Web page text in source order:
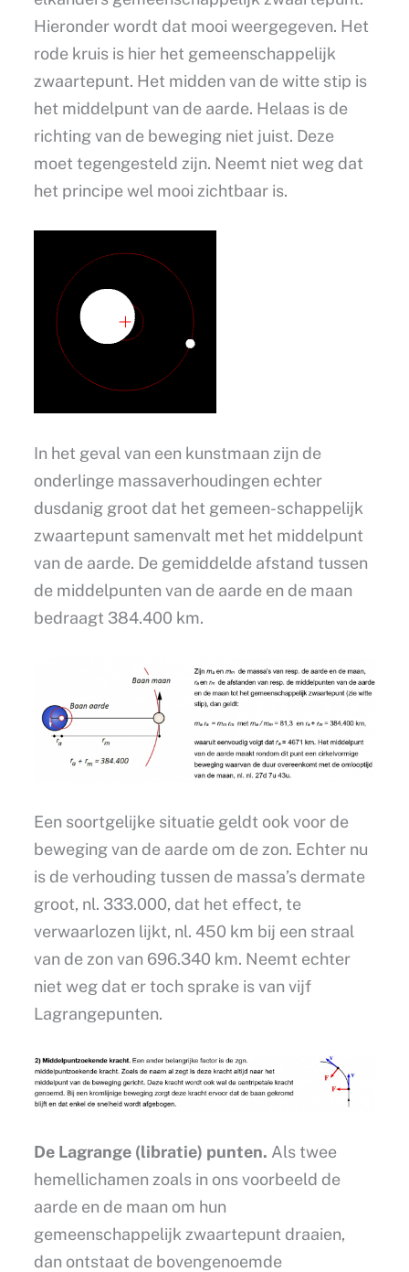
Hieronder wordt dat mooi weergegeven. Het
rode kruis is hier het gemeenschappelijk
zwaartepunt. Het midden van de witte stip is
het middelpunt van de aarde. Helaas is de
richting van de beweging niet juist. Deze
moet tegengesteld zijn. Neemt niet weg dat
het principe wel mooi zichtbaar is.
In het geval van een kunstmaan zijn de
onderlinge massaverhoudingen echter
dusdanig groot dat het gemeen-schappelijk
zwaartepunt samenvalt met het middelpunt
van de aarde. De gemiddelde afstand tussen
de middelpunten van de aarde en de maan
bedraagt 384.400 km.
Een soortgelijke situatie geldt ook voor de
beweging van de aarde om de zon. Echter nu
is de verhouding tussen de massa’s dermate
groot, nl. 333.000, dat het effect, te
verwaarlozen lijkt, nl. 450 km bij een straal
van de zon van 696.340 km. Neemt echter
niet weg dat er toch sprake is van vijf
Lagrangepunten.
De Lagrange (libratie) punten. Als twee
hemellichamen zoals in ons voorbeeld de
aarde en de maan om hun
gemeenschappelijk zwaartepunt draaien,
dan ontstaat de bovengenoemde